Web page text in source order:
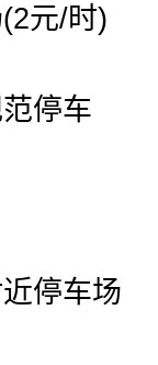
元/时)
停车
停车场